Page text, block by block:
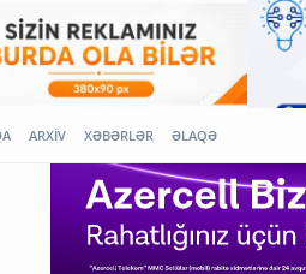
ARXİV XƏBƏRLƏR ƏLAQƏ